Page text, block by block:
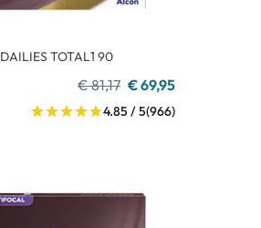
DAILIES TOTAL1 90
€ 81,17 € 69,95
4.85 / 5(966)